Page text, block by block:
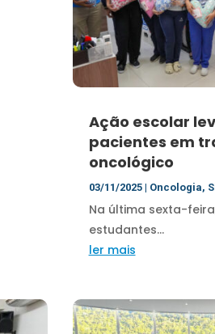
Ação escolar
pacientes em
oncológico
03/11/2025| Oncologia,
Na última sexta-
estudantes...
ler mais